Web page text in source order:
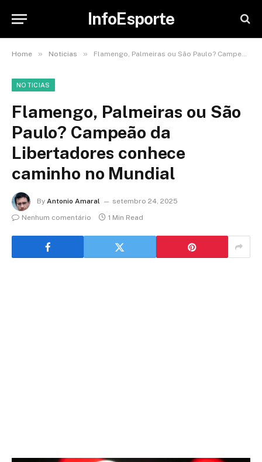
InfoEsporte
Home » Noticias » Flamengo, Palmeiras ou São Paulo? Campeão da Libertadores conhece caminho no Mundial
NOTICIAS
Flamengo, Palmeiras ou São
Paulo? Campeão da
Libertadores conhece
caminho no Mundial
By Antonio Amaral
setembro 24, 2025
Nenhum comentário
1 Min Read